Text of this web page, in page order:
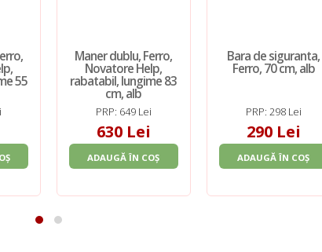
55
Maner dublu, Ferro,
Novatore Help,
rabatabil, lungime 83
cm, alb
PRP: 649 Lei
630 Lei
ADAUGĂ ÎN COȘ
Bara de siguranta,
Ferro, 70 cm, alb
PRP: 298 Lei
290 Lei
ADAUGĂ ÎN COȘ